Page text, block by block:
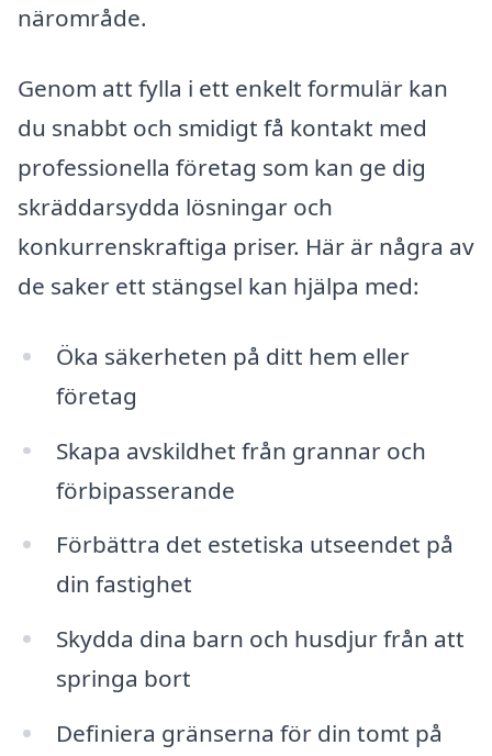
närområde.
Genom att fylla i ett enkelt formulär kan
du snabbt och smidigt få kontakt med
professionella företag som kan ge dig
skräddarsydda lösningar och
konkurrenskraftiga priser. Här är några av
de saker ett stängsel kan hjälpa med:
Öka säkerheten på ditt hem eller
företag
Skapa avskildhet från grannar och
förbipasserande
Förbättra det estetiska utseendet på
din fastighet
Skydda dina barn och husdjur från att
springa bort
Definiera gränserna för din tomt på